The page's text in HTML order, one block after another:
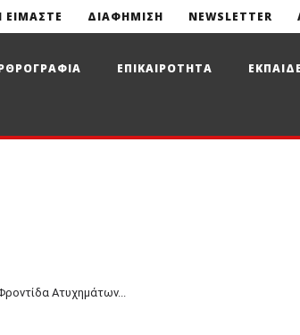
ΕΙΜΑΣΤΕ ΔΙΑΦΗΜΙΣΗ NEWSLETTER
ΕΠΙΚΑΙΡΟΤΗΤΑ
Ατυχημάτων...